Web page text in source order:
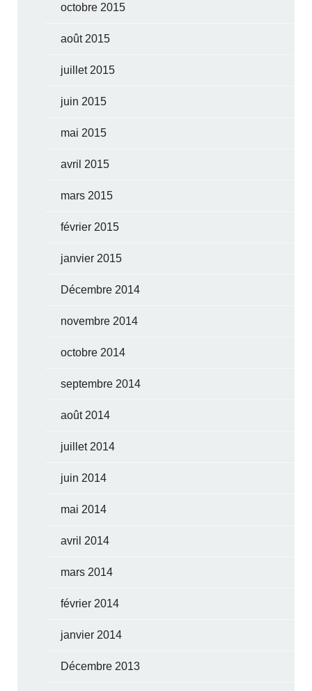
octobre 2015
août 2015
juillet 2015
juin 2015
mai 2015
avril 2015
mars 2015
février 2015
janvier 2015
Décembre 2014
novembre 2014
octobre 2014
septembre 2014
août 2014
juillet 2014
juin 2014
mai 2014
avril 2014
mars 2014
février 2014
janvier 2014
Décembre 2013